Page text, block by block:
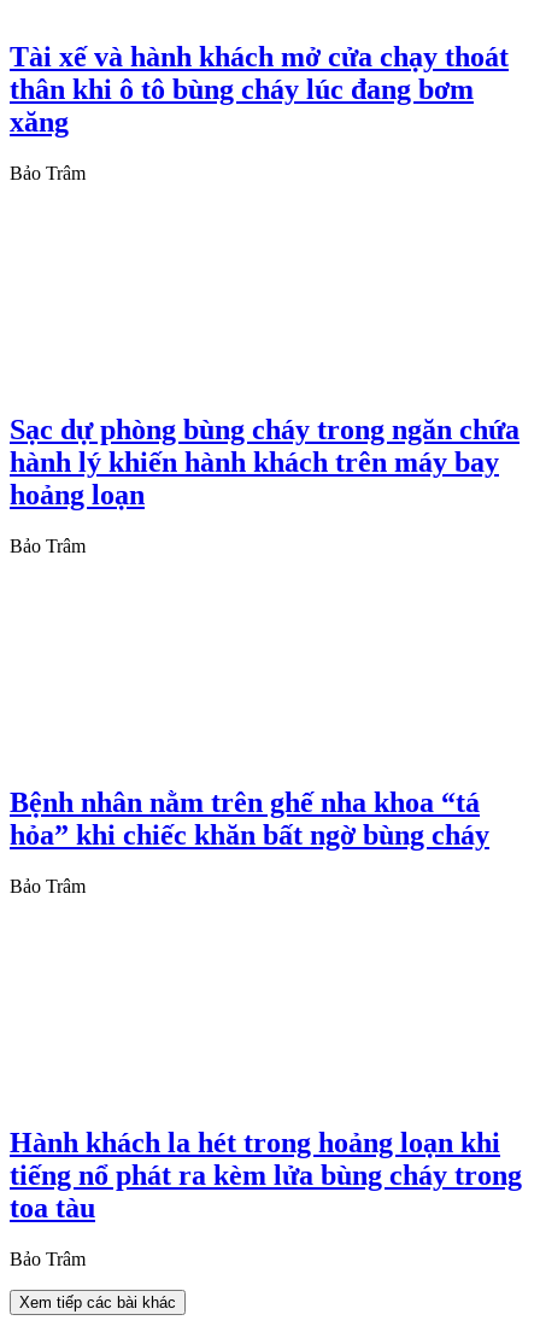
Tài xế và hành khách mở cửa chạy thoát
thân khi ô tô bùng cháy lúc đang bơm
xăng
Bảo Trâm
Sạc dự phòng bùng cháy trong ngăn chứa
hành lý khiến hành khách trên máy bay
hoảng loạn
Bảo Trâm
Bệnh nhân nằm trên ghế nha khoa “tá
hỏa” khi chiếc khăn bất ngờ bùng cháy
Bảo Trâm
Hành khách la hét trong hoảng loạn khi
tiếng nổ phát ra kèm lửa bùng cháy trong
toa tàu
Bảo Trâm
Xem tiếp các bài khác